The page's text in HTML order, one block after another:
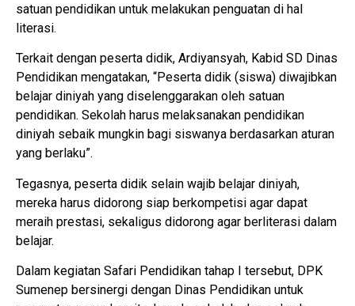
satuan pendidikan untuk melakukan penguatan di hal
literasi.
Terkait dengan peserta didik, Ardiyansyah, Kabid SD Dinas
Pendidikan mengatakan, “Peserta didik (siswa) diwajibkan
belajar diniyah yang diselenggarakan oleh satuan
pendidikan. Sekolah harus melaksanakan pendidikan
diniyah sebaik mungkin bagi siswanya berdasarkan aturan
yang berlaku”.
Tegasnya, peserta didik selain wajib belajar diniyah,
mereka harus didorong siap berkompetisi agar dapat
meraih prestasi, sekaligus didorong agar berliterasi dalam
belajar.
Dalam kegiatan Safari Pendidikan tahap I tersebut, DPK
Sumenep bersinergi dengan Dinas Pendidikan untuk